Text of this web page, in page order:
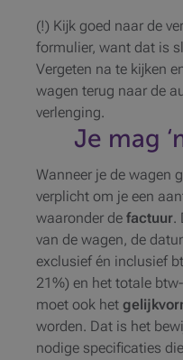
(!) Kijk goed naar de
formulier, want dat is
Vergeten na te kijken
wagen terug naar de
verlenging.
Je mag
Wanneer je de wagen
verplicht om je een
waaronder de factuur.
van de wagen, de
exclusief én inclusief
21%) en het totale
moet ook het
worden. Dat is het
nodige specificaties